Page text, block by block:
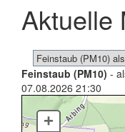
Aktuelle
Feinstaub (PM10) -
07.08.2026 21:30
+